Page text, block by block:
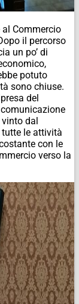
al Commercio
il percorso
un po’ di
potuto
sono chiuse.
del
dal
le attività
con le
verso la